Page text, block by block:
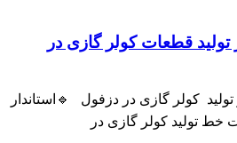
قطعات کولر گازی در
کولر گازی در دزفول 🔹استاندار
کولر گازی در